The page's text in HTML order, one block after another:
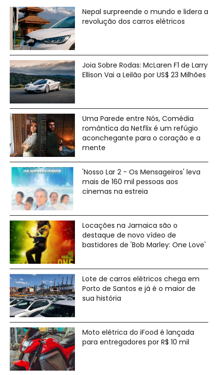
Nepal surpreende o mundo e lidera a
revolução dos carros elétricos
Joia Sobre Rodas: McLaren F1 de Larry
Ellison Vai a Leilão por US$ 23 Milhões
Uma Parede entre Nós, Comédia
romântica da Netflix é um refúgio
aconchegante para o coração e a
mente
'Nosso Lar 2 - Os Mensageiros' leva
mais de 160 mil pessoas aos
cinemas na estreia
Locações na Jamaica são o
destaque de novo vídeo de
bastidores de 'Bob Marley: One Love'
Lote de carros elétricos chega em
Porto de Santos e já é o maior de
sua história
Moto elétrica do iFood é lançada
para entregadores por R$ 10 mil